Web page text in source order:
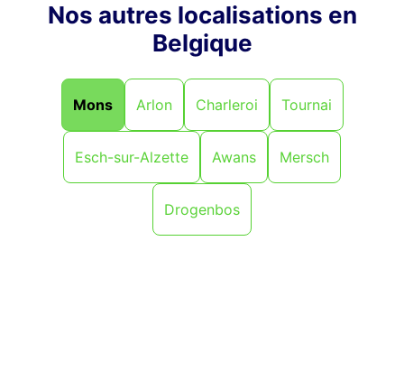
Nos autres localisations en
Belgique
Mons Arlon Charleroi Tournai
Esch-sur-Alzette Awans Mersch
Drogenbos